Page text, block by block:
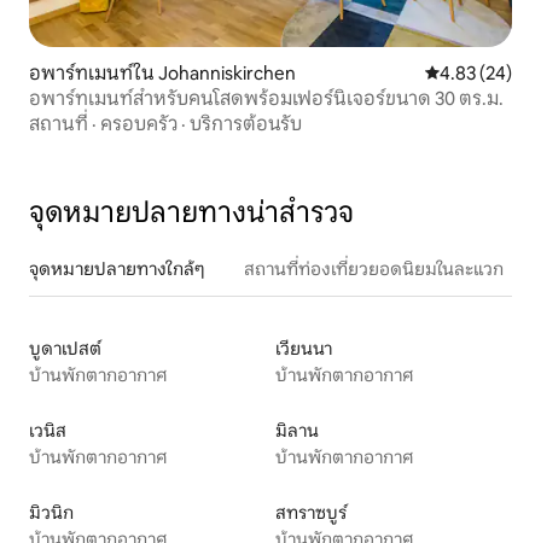
อพาร์ทเมนท์ใน Johanniskirchen คะแนนเฉลี่ย
4.83 (24)
อพาร์ทเมนท์สำหรับคนโสดพร้อมเฟอร์นิเจอร์ขนาด 30 ตร.ม.
สถานที่ · ครอบครัว · บริการต้อนรับ
จุดหมายปลายทางน่าสำรวจ
จุดหมายปลายทางใกล้ๆ สถานที่ท่องเที่ยวยอดนิยมในละแวก
บูดาเปสต์
บ้านพักตากอากาศ
เวียนนา
บ้านพักตากอากาศ
เวนิส
บ้านพักตากอากาศ
มิลาน
บ้านพักตากอากาศ
มิวนิก
สทราซบูร์